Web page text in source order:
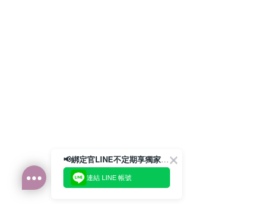
📢綁定官LINE不定期享獨家優惠券
連結 LINE 帳號